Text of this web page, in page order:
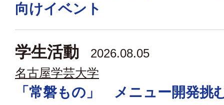
向けイベント
学生活動
2026.08.05
名古屋学芸大学
「常磐もの」 メニュー開発